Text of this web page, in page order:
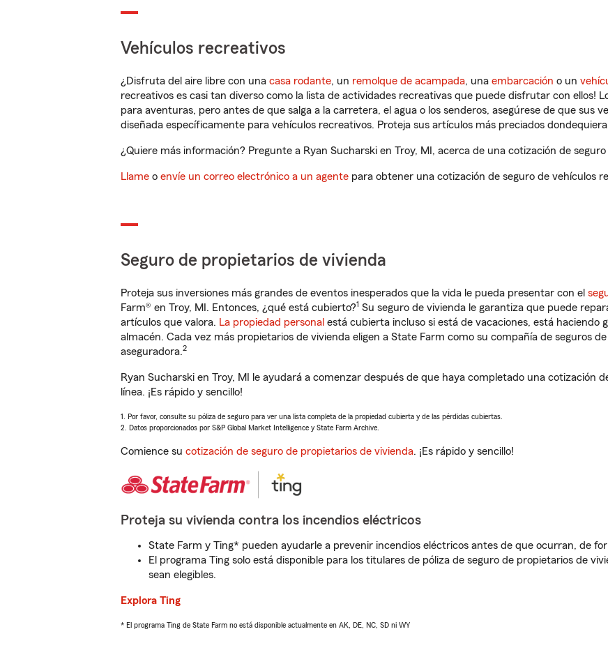
Vehículos recreativos
¿Disfruta del aire libre con una casa rodante, un remolque de acampada, una embarcación o un
recreativos es casi tan diverso como la lista de actividades recreativas que puede disfrutar con ellos!
para aventuras, pero antes de que salga a la carretera, el agua o los senderos, asegúrese de que sus
diseñada específicamente para vehículos recreativos. Proteja sus artículos más preciados
¿Quiere más información? Pregunte a Ryan Sucharski en Troy, MI, acerca de una cotización de
Llame o envíe un correo electrónico a un agente para obtener una cotización de seguro de vehículos
Seguro de propietarios de vivienda
Proteja sus inversiones más grandes de eventos inesperados que la vida le pueda presentar con el
Farm® en Troy, MI. Entonces, ¿qué está cubierto?1 Su seguro de vivienda le garantiza que puede
artículos que valora. La propiedad personal está cubierta incluso si está de vacaciones, está haciendo
almacén. Cada vez más propietarios de vivienda eligen a State Farm como su compañía de seguros
aseguradora.2
Ryan Sucharski en Troy, MI le ayudará a comenzar después de que haya completado una cotización
línea. ¡Es rápido y sencillo!
1. Por favor, consulte su póliza de seguro para ver una lista completa de la propiedad cubierta y de las pérdidas cubiertas.
2. Datos proporcionados por S&P Global Market Intelligence y State Farm Archive.
Comience su cotización de seguro de propietarios de vivienda. ¡Es rápido y sencillo!
Proteja su vivienda contra los incendios eléctricos
State Farm y Ting* pueden ayudarle a prevenir incendios eléctricos antes de que ocurran, de
El programa Ting solo está disponible para los titulares de póliza de seguro de propietarios de
sean elegibles.
Explora Ting
* El programa Ting de State Farm no está disponible actualmente en AK, DE, NC, SD ni WY